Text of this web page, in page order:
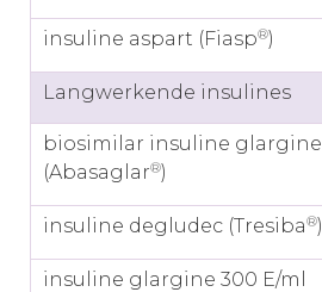
insuline aspart (Fiasp®)
Langwerkende insulines
biosimilar insuline glargine
(Abasaglar®)
insuline degludec (Tresiba®)
insuline glargine 300 E/ml